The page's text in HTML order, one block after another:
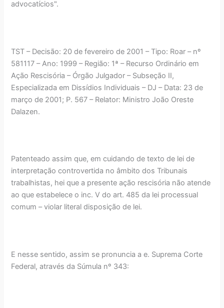
advocatícios".
TST – Decisão: 20 de fevereiro de 2001 – Tipo: Roar – nº
581117 – Ano: 1999 – Região: 1ª – Recurso Ordinário em
Ação Rescisória – Órgão Julgador – Subseção II,
Especializada em Dissídios Individuais – DJ – Data: 23 de
março de 2001; P. 567 – Relator: Ministro João Oreste
Dalazen.
Patenteado assim que, em cuidando de texto de lei de
interpretação controvertida no âmbito dos Tribunais
trabalhistas, hei que a presente ação rescisória não atende
ao que estabelece o inc. V do art. 485 da lei processual
comum – violar literal disposição de lei.
E nesse sentido, assim se pronuncia a e. Suprema Corte
Federal, através da Súmula nº 343: